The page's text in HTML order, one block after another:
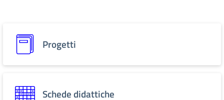
Progetti
Schede didattiche